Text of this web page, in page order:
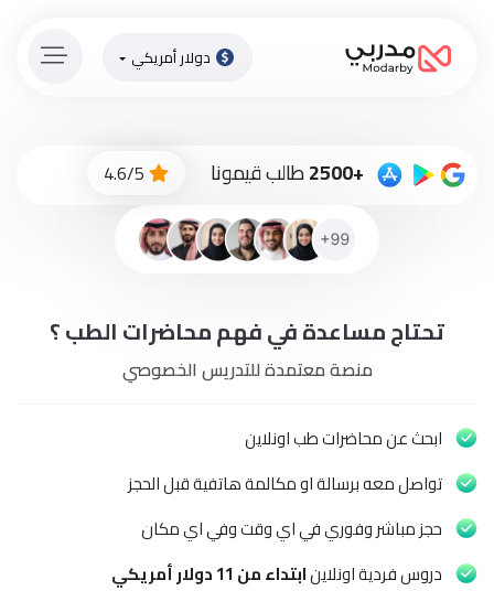
الاّن
أونلاين
باقات
وطلاب
المدارس
دولار أمريكي
+2500 طالب قيمونا 4.6/5
تحتاج مساعدة في فهم محاضرات الطب ؟
منصة معتمدة للتدريس الخصوصي
ابحث عن محاضرات طب اونلاين
تواصل معه برسالة او مكالمة هاتفية قبل الحجز
حجز مباشر وفوري في اي وقت وفي اي مكان
دروس فردية اونلاينابتداء من 11 دولار أمريكي